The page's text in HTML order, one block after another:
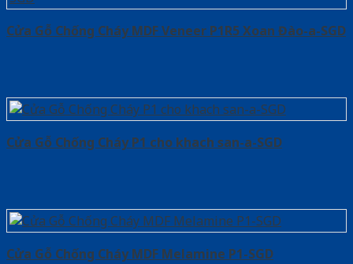
Cửa Gỗ Chống Cháy MDF Veneer P1R5 Xoan Đào-a-SGD
Cửa Gỗ Chống Cháy P1 cho khach san-a-SGD
Cửa Gỗ Chống Cháy MDF Melamine P1-SGD